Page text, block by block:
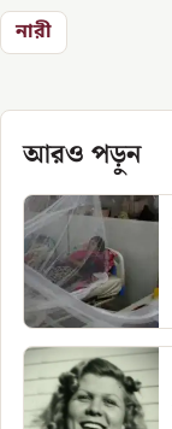
নারী
আরও পড়ুন